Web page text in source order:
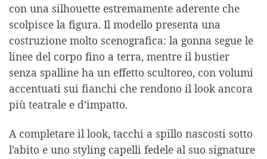
con una silhouette estremamente aderente che
scolpisce la figura. Il modello presenta una
costruzione molto scenografica: la gonna segue le
linee del corpo fino a terra, mentre il bustier
senza spalline ha un effetto scultoreo, con volumi
accentuati sui fianchi che rendono il look ancora
più teatrale e d’impatto.
A completare il look, tacchi a spillo nascosti sotto
l’abito e uno styling capelli fedele al suo signature